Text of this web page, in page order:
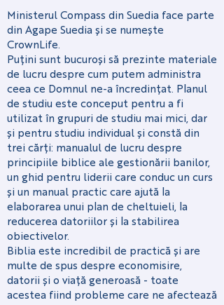
Ministerul Compass din Suedia face parte
din Agape Suedia și se numește
CrownLife.
Puțini sunt bucuroși să prezinte materiale
de lucru despre cum putem administra
ceea ce Domnul ne-a încredințat. Planul
de studiu este conceput pentru a fi
utilizat în grupuri de studiu mai mici, dar
și pentru studiu individual și constă din
trei cărți: manualul de lucru despre
principiile biblice ale gestionării banilor,
un ghid pentru liderii care conduc un curs
și un manual practic care ajută la
elaborarea unui plan de cheltuieli, la
reducerea datoriilor și la stabilirea
obiectivelor.
Biblia este incredibil de practică și are
multe de spus despre economisire,
datorii și o viață generoasă - toate
acestea fiind probleme care ne afectează